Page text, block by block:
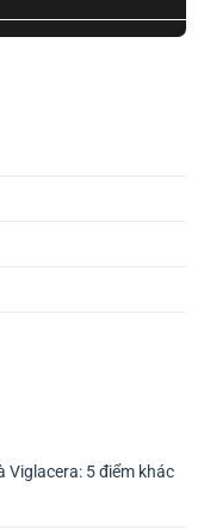
Viglacera: 5 điểm khác